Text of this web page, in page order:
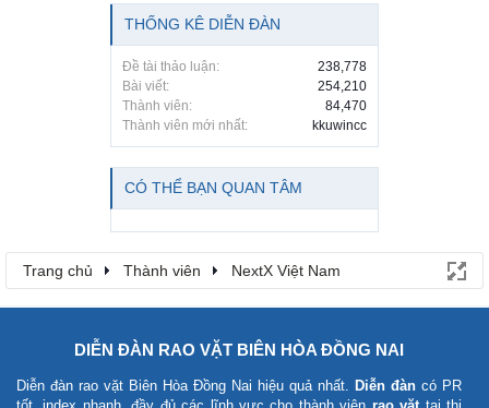
THỐNG KÊ DIỄN ĐÀN
Đề tài thảo luận:
238,778
Bài viết:
254,210
Thành viên:
84,470
Thành viên mới nhất:
kkuwincc
CÓ THỂ BẠN QUAN TÂM
Trang chủ Thành viên NextX Việt Nam
DIỄN ĐÀN RAO VẶT BIÊN HÒA ĐỒNG NAI
Diễn đàn rao vặt Biên Hòa Đồng Nai hiệu quả nhất. Diễn đàn có PR